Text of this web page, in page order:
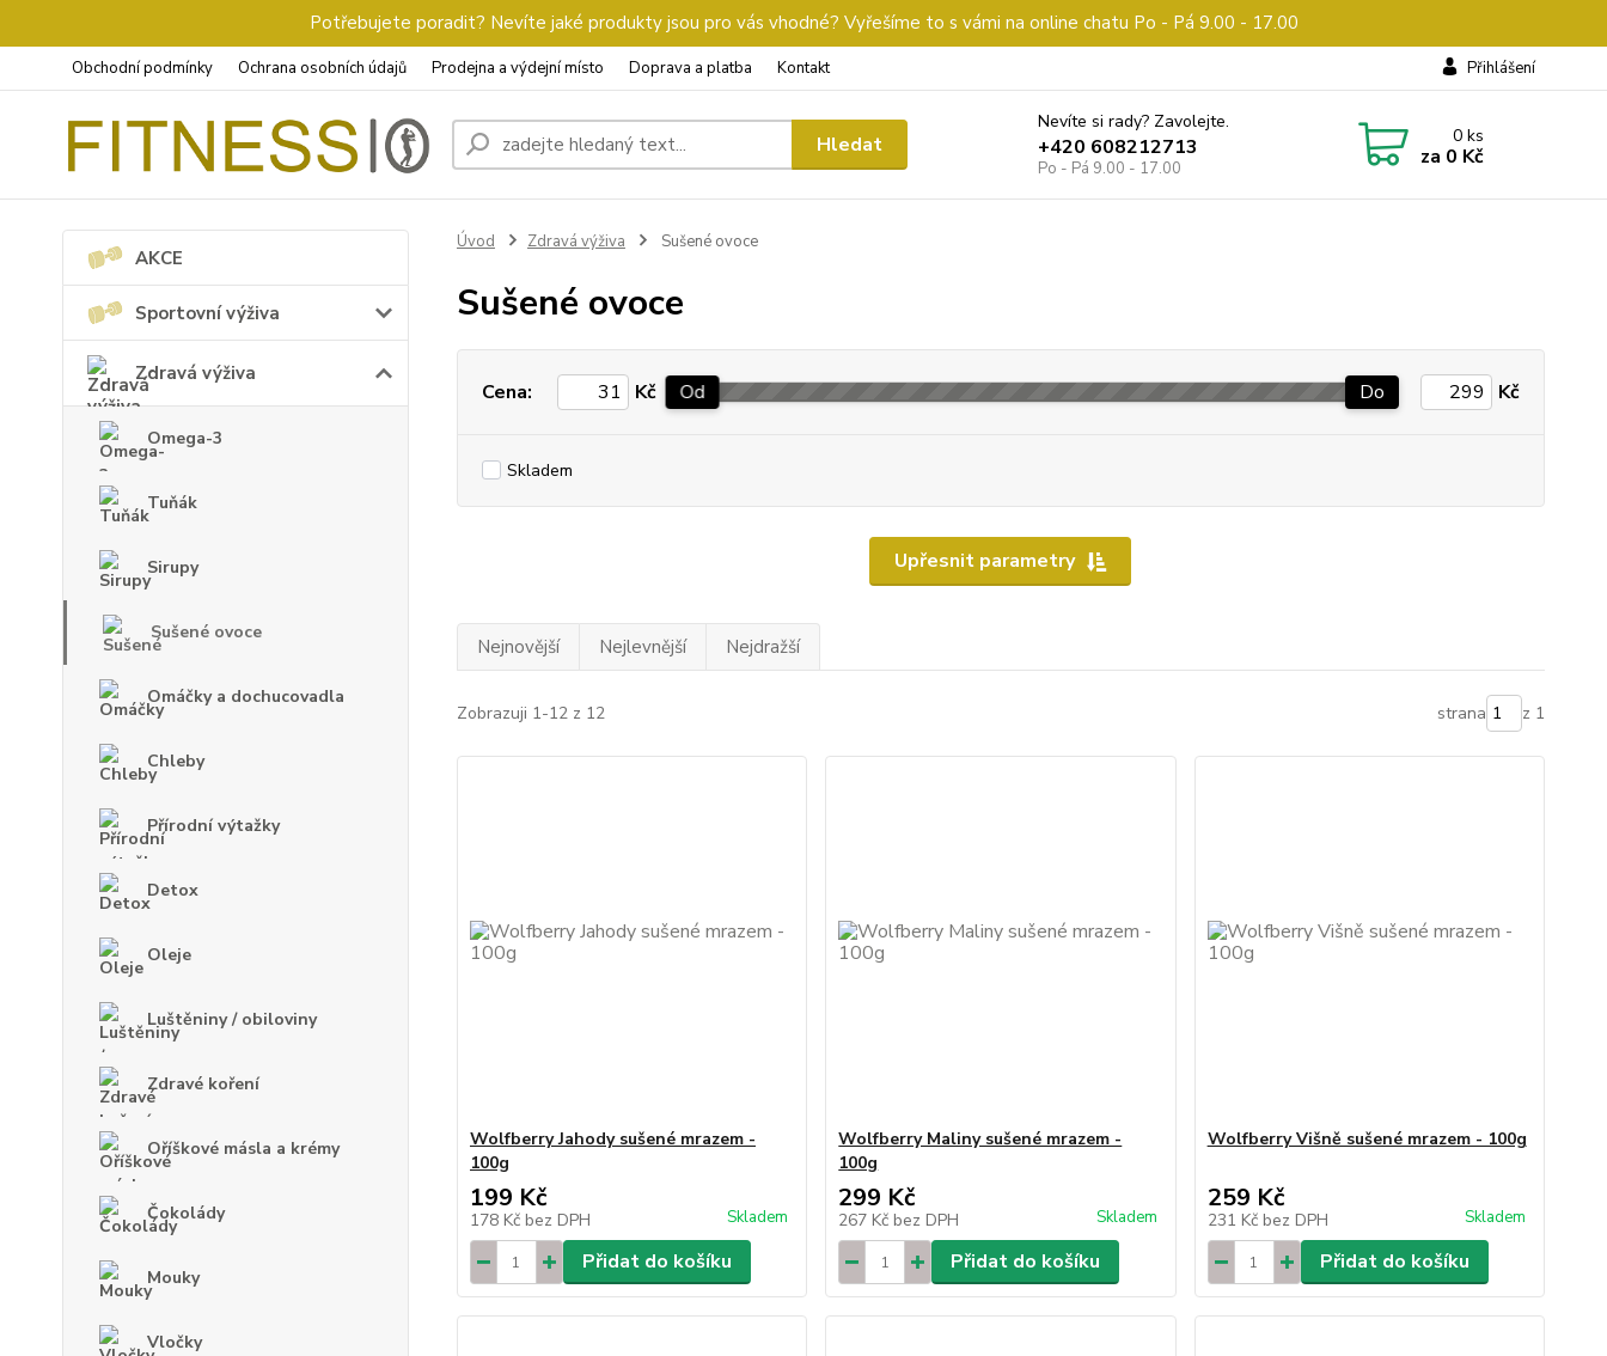
Potřebujete poradit? Nevíte jaké produkty jsou pro vás vhodné? Vyřešíme to s vámi na online chatu Po - Pá 9.00 - 17.00
Obchodní podmínky Ochrana osobních údajů Prodejna a výdejní místo Doprava a platba Kontakt Přihlášení
Hledat
Nevíte si rady? Zavolejte.
+420 608212713
Po - Pá 9.00 - 17.00
0ks
za 0 Kč
AKCE
Sportovní výživa
Zdravá výživa
Omega-3
Tuňák
Sirupy
Sušené ovoce
Omáčky a dochucovadla
Chleby
Přírodní výtažky
Detox
Oleje
Luštěniny / obiloviny
Zdravé koření
Oříškové másla a krémy
Čokolády
Mouky
Vločky
Úvod Zdravá výživa Sušené ovoce
Sušené ovoce
Upřesnit parametry
Cena: Kč Od Do Kč
Skladem
Nejnovější Nejlevnější Nejdražší
Zobrazuji 1-12 z 12 strana z 1
Wolfberry Jahody sušené mrazem -
100g
199 Kč
178 Kč bez DPH Skladem
Přidat do košíku
Wolfberry Maliny sušené mrazem -
100g
299 Kč
267 Kč bez DPH Skladem
Přidat do košíku
Wolfberry Višně sušené mrazem - 100g
259 Kč
231 Kč bez DPH Skladem
Přidat do košíku